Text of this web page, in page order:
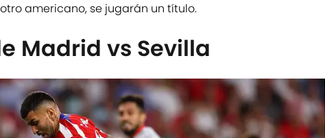
americano, se jugarán un título.
Madrid vs Sevilla